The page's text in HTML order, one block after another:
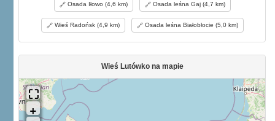
Osada Iłowo (4,6 km) Osada leśna Gaj (4,7 km)
Wieś Radońsk (4,9 km) Osada leśna Białobłocie (5,0 km)
Wieś Lutówko na mapie